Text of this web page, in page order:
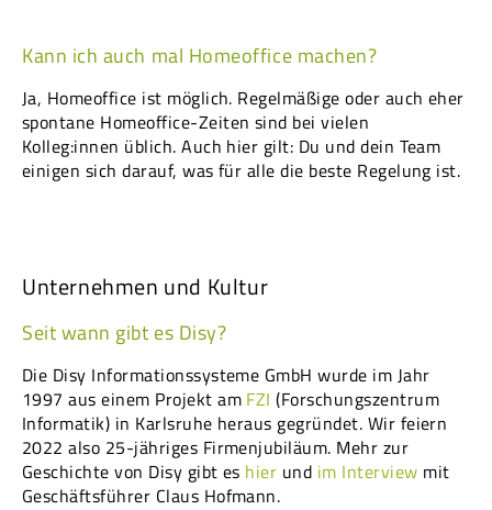
Kann ich auch mal Homeoffice machen?
Ja, Homeoffice ist möglich. Regelmäßige oder auch eher
spontane Homeoffice-Zeiten sind bei vielen
Kolleg:innen üblich. Auch hier gilt: Du und dein Team
einigen sich darauf, was für alle die beste Regelung ist.
Unternehmen und Kultur
Seit wann gibt es Disy?
Die Disy Informationssysteme GmbH wurde im Jahr
1997 aus einem Projekt am FZI (Forschungszentrum
Informatik) in Karlsruhe heraus gegründet. Wir feiern
2022 also 25-jähriges Firmenjubiläum. Mehr zur
Geschichte von Disy gibt es hier und im Interview mit
Geschäftsführer Claus Hofmann.